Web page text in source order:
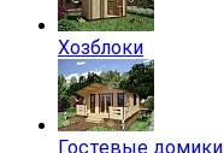
Хозблоки
Гостевые домики